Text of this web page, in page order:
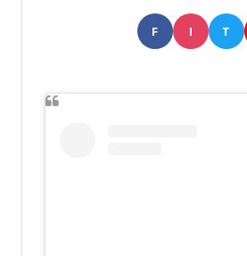
F I T